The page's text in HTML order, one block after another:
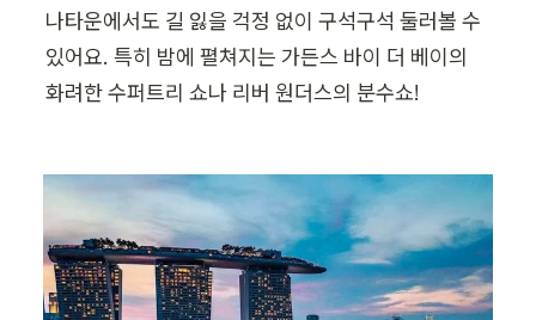
나타운에서도 길 잃을 걱정 없이 구석구석 둘러볼 수
있어요. 특히 밤에 펼쳐지는 가든스 바이 더 베이의
화려한 수퍼트리 쇼나 리버 원더스의 분수쇼!